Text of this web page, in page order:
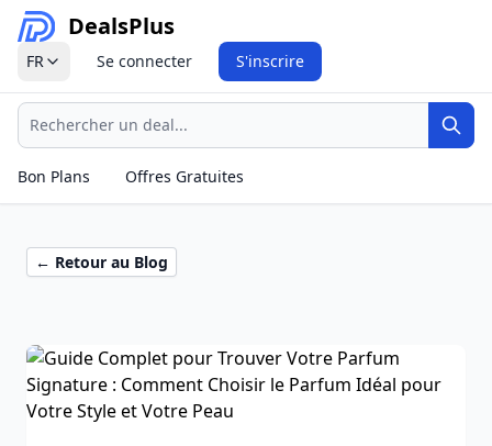
DealsPlus
FR Se connecter S'inscrire
Recherche
Bon Plans
Offres Gratuites
← Retour au Blog